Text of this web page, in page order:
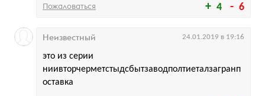
4 6
Пожаловаться
это из серии
ниивторчерметстыдсбытзаводполтиеталзагранп
оставка
Неизвестный 24.01.2019 в 19:16